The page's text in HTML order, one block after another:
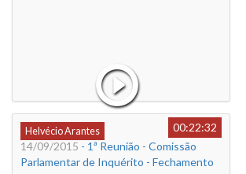
Helvécio Arantes
00:22:32
14/09/2015 - 1ª Reunião - Comissão
Parlamentar de Inquérito - Fechamento